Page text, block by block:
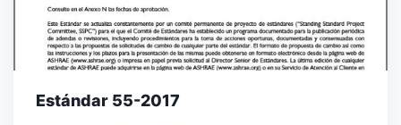
Estándar 55-2017